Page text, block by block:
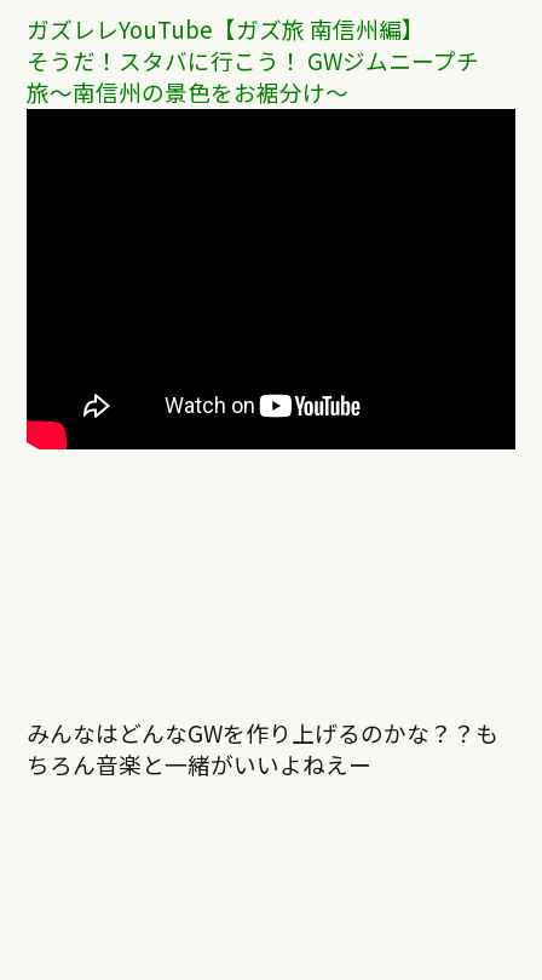
ガズレレYouTube【ガズ旅 南信州編】
そうだ！スタバに行こう！ GWジムニープチ
旅〜南信州の景色をお裾分け〜
みんなはどんなGWを作り上げるのかな？？も
ちろん音楽と一緒がいいよねえー